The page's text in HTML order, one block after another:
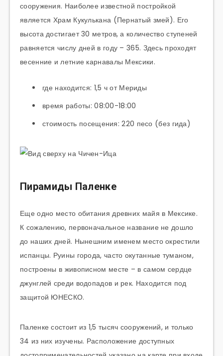
сооружения. Наиболее известной постройкой
является Храм Кукулькана (Пернатый змей). Его
высота достигает 30 метров, а количество ступеней
равняется числу дней в году – 365. Здесь проходят
весенние и летние карнавалы Мексики.
где находится: 1,5 ч от Мериды
время работы: 08:00-18:00
стоимость посещения: 220 песо (без гида)
Пирамиды Паленке
Еще одно место обитания древних майя в Мексике.
К сожалению, первоначальное название не дошло
до наших дней. Нынешним именем место окрестили
испанцы. Руины города, часто окутанные туманом,
построены в живописном месте – в самом сердце
джунглей среди водопадов и рек. Находится под
защитой ЮНЕСКО.
Паленке состоит из 1,5 тысяч сооружений, и только
34 из них изучены. Расположение доступных